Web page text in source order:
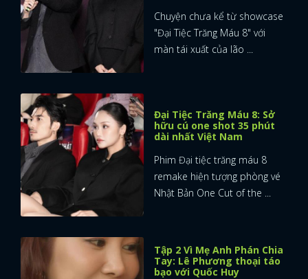
Chuyện chưa kể từ showcase
"Đại Tiệc Trăng Máu 8" với
màn tái xuất của lão ...
Đại Tiệc Trăng Máu 8: Sở
hữu cú one shot 35 phút
dài nhất Việt Nam
Phim Đại tiệc trăng máu 8
remake hiện tượng phòng vé
Nhật Bản One Cut of the ...
Tập 2 Vì Mẹ Anh Phán Chia
Tay: Lê Phương thoại táo
bạo với Quốc Huy